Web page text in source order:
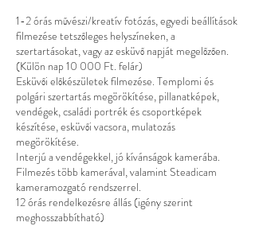
1-2 órás művészi/kreatív fotózás, egyedi beállítások
filmezése tetszőleges helyszíneken, a
szertartásokat, vagy az esküvő napját megelőzően.
(Külön nap 10 000 Ft. felár)
Esküvői előkészületek filmezése. Templomi és
polgári szertartás megörökítése, pillanatképek,
vendégek, családi portrék és csoportképek
készítése, esküvői vacsora, mulatozás
megörökítése.
Interjú a vendégekkel, jó kívánságok kamerába.
Filmezés több kamerával, valamint Steadicam
kameramozgató rendszerrel.
12 órás rendelkezésre állás (igény szerint
meghosszabbítható)